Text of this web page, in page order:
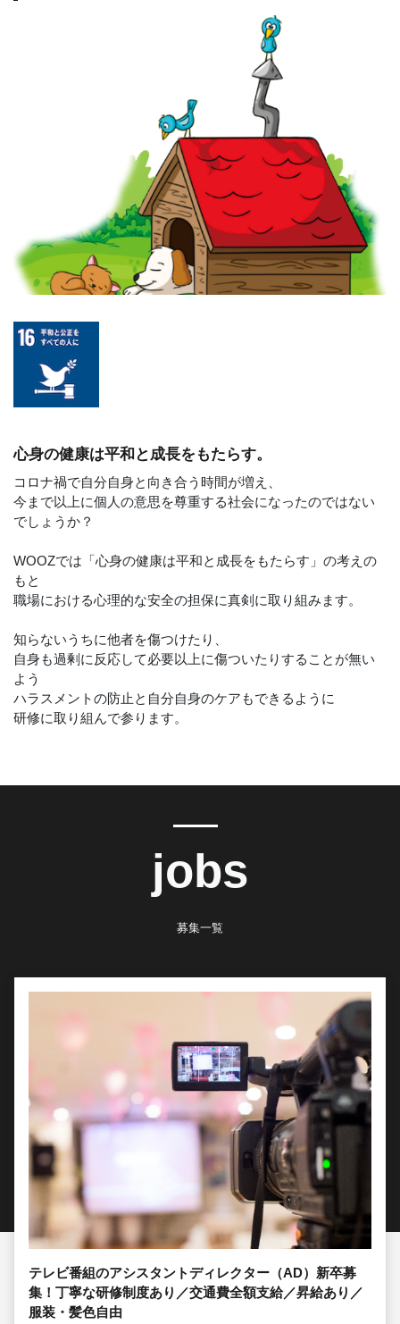
心身の健康は平和と成長をもたらす。
コロナ禍で自分自身と向き合う時間が増え、
今まで以上に個人の意思を尊重する社会になったのではない
でしょうか？
WOOZでは「心身の健康は平和と成長をもたらす」の考えの
もと
職場における心理的な安全の担保に真剣に取り組みます。
知らないうちに他者を傷つけたり、
自身も過剰に反応して必要以上に傷ついたりすることが無い
よう
ハラスメントの防止と自分自身のケアもできるように
研修に取り組んで参ります。
jobs
募集一覧
テレビ番組のアシスタントディレクター（AD）新卒募
集！丁寧な研修制度あり／交通費全額支給／昇給あり／
服装・髪色自由